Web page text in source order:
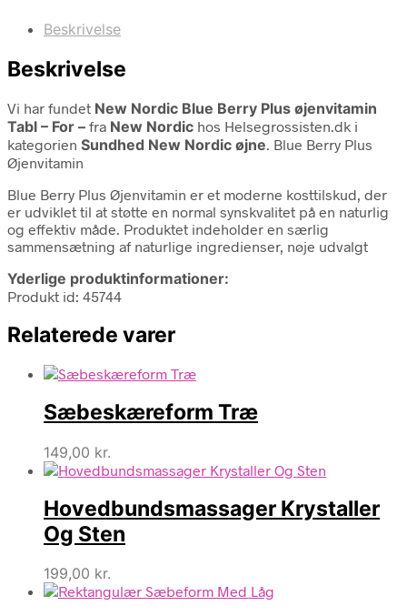
Beskrivelse
Beskrivelse
Vi har fundet New Nordic Blue Berry Plus øjenvitamin
Tabl – For – fra New Nordic hos Helsegrossisten.dk i
kategorien Sundhed New Nordic øjne. Blue Berry Plus
Øjenvitamin
Blue Berry Plus Øjenvitamin er et moderne kosttilskud, der
er udviklet til at støtte en normal synskvalitet på en naturlig
og effektiv måde. Produktet indeholder en særlig
sammensætning af naturlige ingredienser, nøje udvalgt
Yderlige produktinformationer:
Produkt id: 45744
Relaterede varer
Sæbeskæreform Træ
149,00 kr.
Hovedbundsmassager Krystaller
Og Sten
199,00 kr.